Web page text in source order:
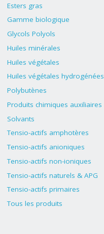
Esters gras
Gamme biologique
Glycols Polyols
Huiles minérales
Huiles végétales
Huiles végétales hydrogénées
Polybutènes
Produits chimiques auxiliaires
Solvants
Tensio-actifs amphotères
Tensio-actifs anioniques
Tensio-actifs non-ioniques
Tensio-actifs naturels & APG
Tensio-actifs primaires
Tous les produits